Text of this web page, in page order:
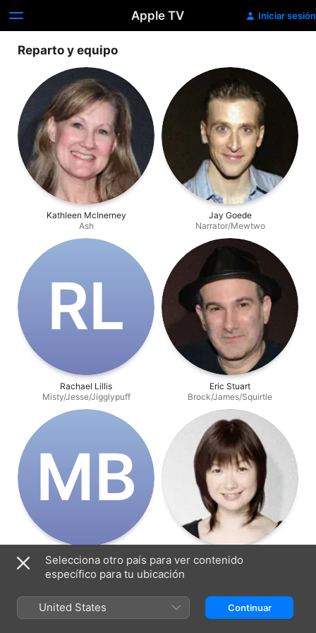
Apple TV Iniciar sesión
Reparto y equipo
Kathleen McInerney
Ash
Jay Goede
Narrator/Mewtwo
R‌L
Rachael Lillis
Misty/Jesse/Jigglypuff
Eric Stuart
Brock/James/Squirtle
M‌B
Maddie Blaustein
Meowth/Additional Voices
Ikue Ōtani
Selecciona otro país para ver contenido
específico para tu ubicación
United States Continuar